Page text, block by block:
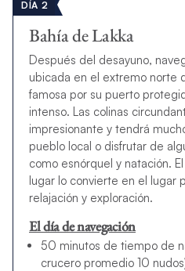
DÍA 2
Bahía de Lakka
Después del desayuno,
ubicada en el extremo norte
famosa por su puerto
intenso. Las colinas
impresionante y tendrá
pueblo local o disfrutar de
como esnórquel y natación.
lugar lo convierte en el lugar
relajación y exploración.
El día de navegación
50 minutos de tiempo de
crucero promedio 10